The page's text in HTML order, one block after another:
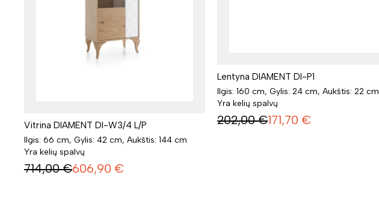
Vitrina DIAMENT DI-W3/4 L/P
Ilgis: 66 cm, Gylis: 42 cm, Aukštis: 144 cm
Yra kelių spalvų
714,00 €606,90 €
Lentyna DIAMENT DI-P1
Ilgis: 160 cm, Gylis: 24 cm, Aukštis: 22 cm
Yra kelių spalvų
202,00 €171,70 €